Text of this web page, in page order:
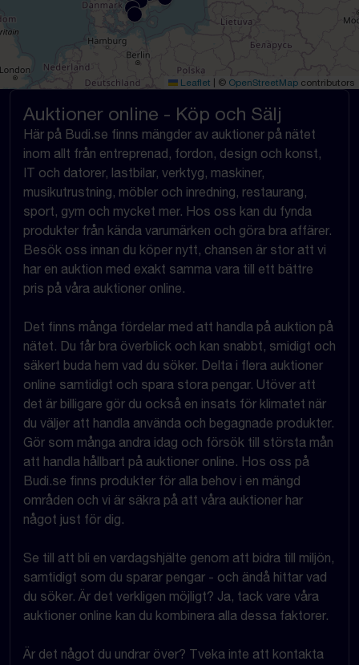
Leaflet © OpenStreetMap contributors
Auktioner online - Köp och Sälj
Här på Budi.se finns mängder av auktioner på nätet
inom allt från entreprenad, fordon, design och konst,
IT och datorer, lastbilar, verktyg, maskiner,
musikutrustning, möbler och inredning, restaurang,
sport, gym och mycket mer. Hos oss kan du fynda
produkter från kända varumärken och göra bra affärer.
Besök oss innan du köper nytt, chansen är stor att vi
har en auktion med exakt samma vara till ett bättre
pris på våra auktioner online.
Det finns många fördelar med att handla på auktion på
nätet. Du får bra överblick och kan snabbt, smidigt och
säkert buda hem vad du söker. Delta i flera auktioner
online samtidigt och spara stora pengar. Utöver att
det är billigare gör du också en insats för klimatet när
du väljer att handla använda och begagnade produkter.
Gör som många andra idag och försök till största mån
att handla hållbart på auktioner online. Hos oss på
Budi.se finns produkter för alla behov i en mängd
områden och vi är säkra på att våra auktioner har
något just för dig.
Se till att bli en vardagshjälte genom att bidra till miljön,
samtidigt som du sparar pengar - och ändå hittar vad
du söker. Är det verkligen möjligt? Ja, tack vare våra
auktioner online kan du kombinera alla dessa faktorer.
Är det något du undrar över? Tveka inte att kontakta